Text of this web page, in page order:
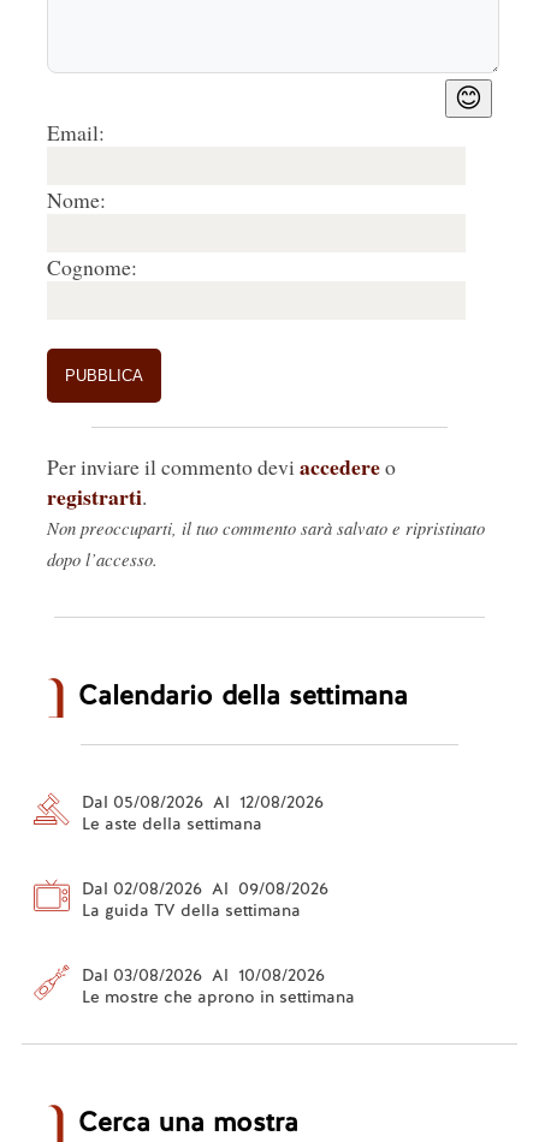
😊
Email:
Nome:
Cognome:
Per inviare il commento devi accedereo
registrarti.
Non preoccuparti, il tuo commento sarà salvato e ripristinato
dopo l’accesso.
Calendario della settimana
Dal 05/08/2026 Al 12/08/2026
Le aste della settimana
Dal 02/08/2026 Al 09/08/2026
La guida TV della settimana
Dal 03/08/2026 Al 10/08/2026
Le mostre che aprono in settimana
Cerca una mostra